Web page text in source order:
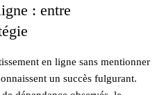
: entre
en ligne sans mentionner
un succès fulgurant.